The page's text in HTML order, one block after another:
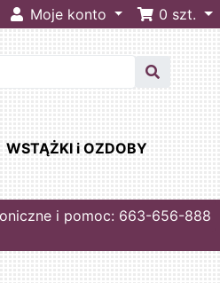
Moje konto 0 szt.
WSTĄŻKI i OZDOBY
i pomoc: 663-656-888